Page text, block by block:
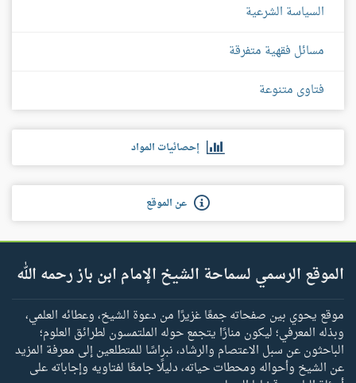
السياسة الشرعية
مسائل فقهية متفرقة
فتاوى متنوعة
إحصائيات المواد
عن الموقع
الموقع الرسمي لسماحة الشيخ الإمام ابن باز رحمه الله
موقع يحوي بين صفحاته جمعًا غزيرًا من دعوة الشيخ، وعطائه العلمي،
وبذله المعرفي؛ ليكون منارًا يتجمع حوله الملتمسون لطرائق العلوم؛
الباحثون عن سبل الاعتصام والرشاد، نبراسًا للمتطلعين إلى معرفة المزيد
عن الشيخ وأحواله ومحطات حياته، دليلًا جامعًا لفتاويه وإجاباته على